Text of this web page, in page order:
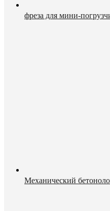
фреза для мини-
Механический